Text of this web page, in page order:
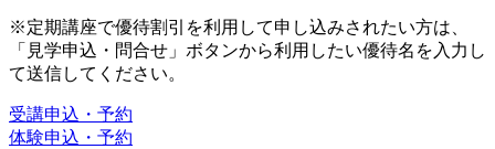
※定期講座で優待割引を利用して申し込みされたい方は、
「見学申込・問合せ」ボタンから利用したい優待名を入力し
て送信してください。
受講申込・予約
体験申込・予約